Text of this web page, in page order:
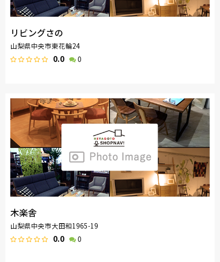
リビングさの
山梨県中央市東花輪24
0.0 0
木楽舎
山梨県中央市大田和1965-19
0.0 0